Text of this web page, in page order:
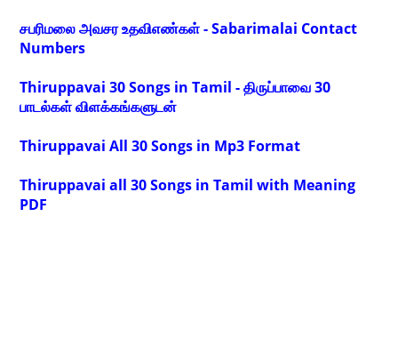
சபரிமலை அவசர உதவிஎண்கள் - Sabarimalai Contact
Numbers
Thiruppavai 30 Songs in Tamil - திருப்பாவை 30
பாடல்கள் விளக்கங்களுடன்
Thiruppavai All 30 Songs in Mp3 Format
Thiruppavai all 30 Songs in Tamil with Meaning
PDF